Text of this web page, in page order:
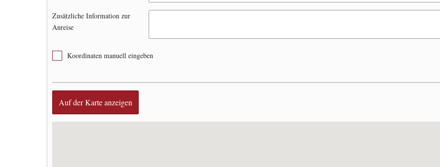
Zusätzliche Information zur
Anreise
Koordinaten manuell eingeben